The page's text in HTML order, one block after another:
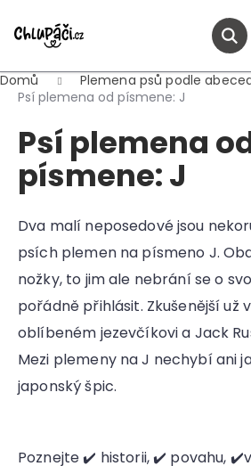
obsah
Domů
Plemena psů podle
Psí plemena od písmene: J
Psí plemena
písmene: J
Dva malí neposedové jsou
psích plemen na písmeno J.
nožky, to jim ale nebrání se o
pořádně přihlásit. Zkušenější už
oblíbeném jezevčíkovi a Jack
Mezi plemeny na J nechybí ani
japonský špic.
Poznejte ✔️ historii, ✔️ povahu,
í
ZPĚT
ZPĚT
C
p
o
t
ř
e
b
u
j
e
t
e
n
j